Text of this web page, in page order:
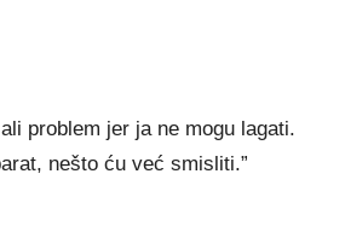
problem jer ja ne mogu lagati.
nešto ću već smisliti.”